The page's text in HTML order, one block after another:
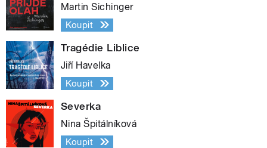
Martin Sichinger
Koupit
Tragédie Liblice
Jiří Havelka
Koupit
Severka
Nina Špitálníková
Koupit